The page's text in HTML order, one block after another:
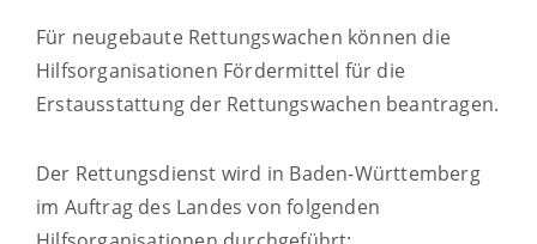
Für neugebaute Rettungswachen können die
Hilfsorganisationen Fördermittel für die
Erstausstattung der Rettungswachen beantragen.
Der Rettungsdienst wird in Baden-Württemberg
im Auftrag des Landes von folgenden